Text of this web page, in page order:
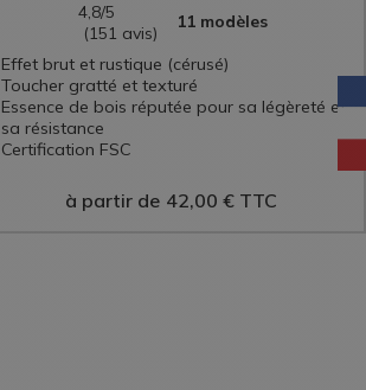
4,8/5
(151 avis)
11 modèles
Effet brut et rustique (cérusé)
Toucher gratté et texturé
Essence de bois réputée pour sa légèreté et
sa résistance
Certification FSC
à partir de 42,00 € TTC